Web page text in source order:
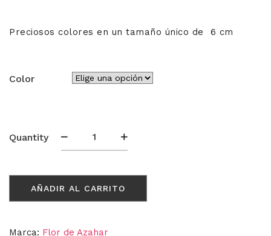
Preciosos colores en un tamaño único de 6 cm
Color
Quantity
Cinta/Galón
606016
AÑADIR AL CARRITO
Marca: Flor de Azahar